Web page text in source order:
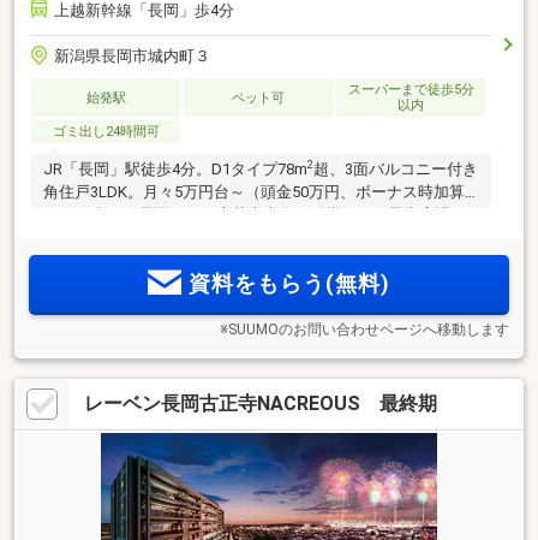
上越新幹線「長岡」歩4分
新潟県長岡市城内町３
始発駅 ペット可
スーパーまで徒歩5分
以内
ゴミ出し24時間可
JR「長岡」駅徒歩4分。D1タイプ78m2超、3面バルコニー付き
角住戸3LDK。月々5万円台～（頭金50万円、ボーナス時加算
資料をもらう(無料)
※SUUMOのお問い合わせページへ移動します
レーベン長岡古正寺NACREOUS 最終期